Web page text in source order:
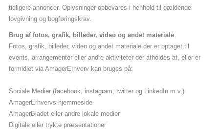
tidligere annoncer. Oplysninger opbevares i henhold til gældende
lovgivning og bogføringskrav.
Brug af fotos, grafik, billeder, video og andet materiale
Fotos, grafik, billeder, video og andet materiale der er optaget til
events, arrangementer eller andre aktiviteter der afholdes af, eller er
formidlet via AmagerErhverv kan bruges på:
Sociale Medier (facebook, instagram, twitter og LinkedIn m.v.)
AmagerErhvervs hjemmeside
AmagerBladet eller andre lokale medier
Digitale eller trykte præsentationer